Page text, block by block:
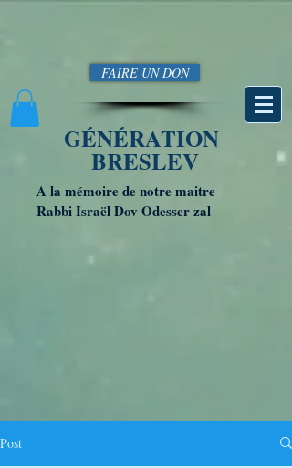
FAIRE UN DON
GÉNÉRATION
BRESLEV
A la mémoire de notre maitre
Rabbi Israël Dov Odesser zal
Post